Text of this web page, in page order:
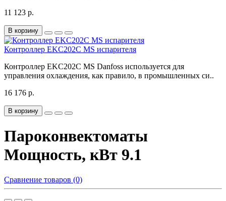
11 123 р.
В корзину
Контроллер EKC202C MS испарителя
Контроллер EKC202C MS Danfoss используется для
управления охлаждения, как правило, в промышленных си..
16 176 р.
В корзину
Пароконвектоматы
Мощность, кВт 9.1
Сравнение товаров (0)